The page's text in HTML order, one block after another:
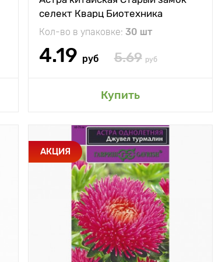
селект Кварц Биотехника
Кол-во в упаковке: 30 шт
4.19 руб 5.69 руб
Купить
Добавить в мой сад
АКЦИЯ
Особенности
Формируется до 10
фиолетово-красного
оттенка
Высота растения 65 - 75 см
Растояние между
растениями
30 х 40 см
Местоположение солнечное место